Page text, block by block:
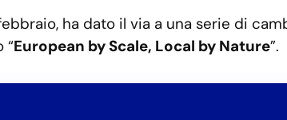
ha dato il via a una serie di
“European by Scale, Local by Nature”.